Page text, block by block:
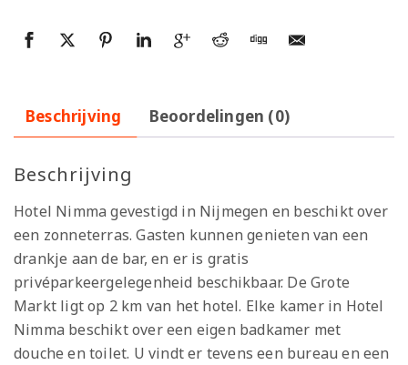
Beschrijving Beoordelingen (0)
Beschrijving
Hotel Nimma gevestigd in Nijmegen en beschikt over
een zonneterras. Gasten kunnen genieten van een
drankje aan de bar, en er is gratis
privéparkeergelegenheid beschikbaar. De Grote
Markt ligt op 2 km van het hotel. Elke kamer in Hotel
Nimma beschikt over een eigen badkamer met
douche en toilet. U vindt er tevens een bureau en een